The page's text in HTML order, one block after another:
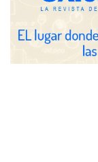
Zoomex mejora
avanzadas para